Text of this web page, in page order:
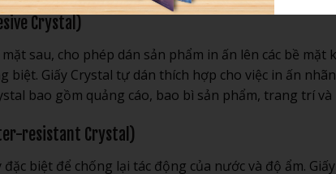
Crystal)
sau, cho phép dán sản phẩm in ấn lên các bề mặt
Giấy Crystal tự dán thích hợp cho việc in ấn nhãn
bao gồm quảng cáo, bao bì sản phẩm, trang trí và
resistant Crystal)
biệt để chống lại tác động của nước và độ ẩm.